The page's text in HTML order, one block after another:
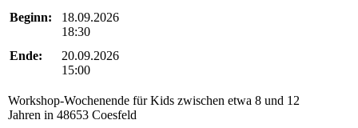
Beginn:
18.09.2026
18:30
Ende:
20.09.2026
15:00
Workshop-Wochenende für Kids zwischen etwa 8 und 12
Jahren in 48653 Coesfeld